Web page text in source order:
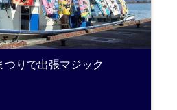
りで出張マジック